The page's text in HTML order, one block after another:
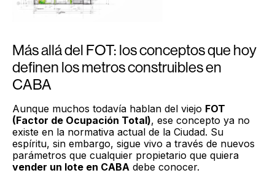
Más allá del FOT: los conceptos que hoy
definen los metros construibles en
CABA
Aunque muchos todavía hablan del viejo FOT
(Factor de Ocupación Total), ese concepto ya no
existe en la normativa actual de la Ciudad. Su
espíritu, sin embargo, sigue vivo a través de nuevos
parámetros que cualquier propietario que quiera
vender un lote en CABA debe conocer.